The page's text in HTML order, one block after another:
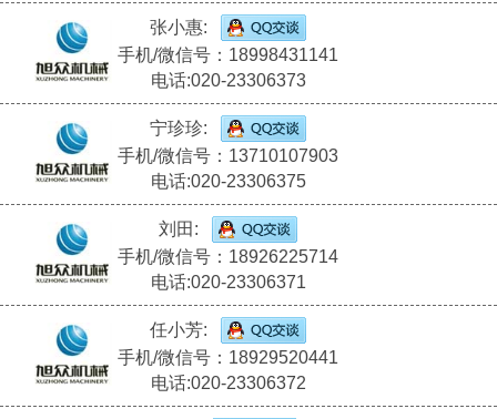
张小惠:
手机/微信号：18998431141
电话:020-23306373
宁珍珍:
手机/微信号：13710107903
电话:020-23306375
刘田:
手机/微信号：18926225714
电话:020-23306371
任小芳:
手机/微信号：18929520441
电话:020-23306372